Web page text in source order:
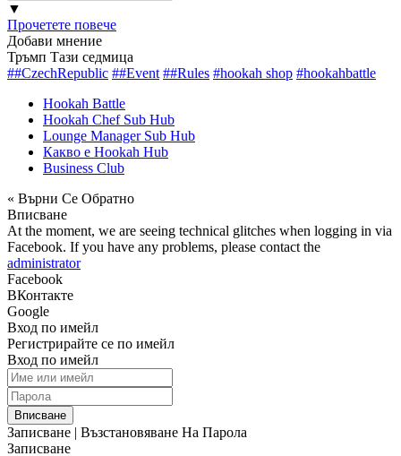
▼
Прочетете повече
Добави мнение
Тръмп Тази седмица
##CzechRepublic ##Event ##Rules #hookah shop #hookahbattle
Hookah Battle
Hookah Chef Sub Hub
Lounge Manager Sub Hub
Какво е Hookah Hub
Business Club
« Върни Се Обратно
Вписване
At the moment, we are seeing technical glitches when logging in via
Facebook. If you have any problems, please contact the
administrator
Facebook
ВКонтакте
Google
Вход по имейл
Регистрирайте се по имейл
Вход по имейл
Вписване
Записване | Възстановяване На Парола
Записване